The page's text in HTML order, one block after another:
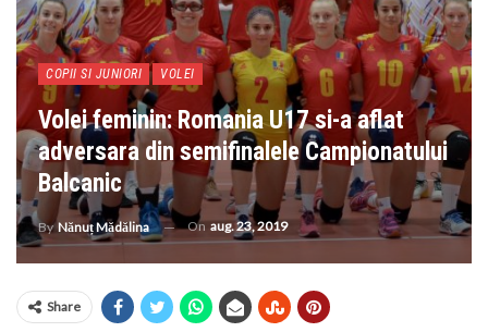
COPII SI JUNIORI VOLEI
Volei feminin: Romania U17 si-a aflat
adversara din semifinalele Campionatului
Balcanic
ByNănuț Mădălina On aug. 23, 2019
Share